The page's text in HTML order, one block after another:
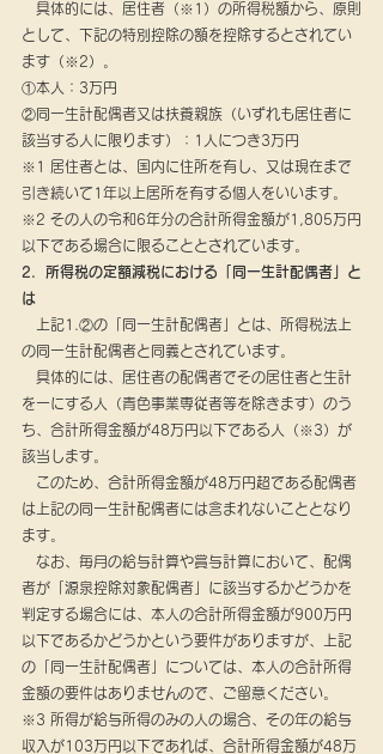
具体的には、居住者（※1）の所得税額から、原則
として、下記の特別控除の額を控除するとされてい
ます（※2）。
①本人：3万円
②同一生計配偶者又は扶養親族（いずれも居住者に
該当する人に限ります）：1人につき3万円
※1 居住者とは、国内に住所を有し、又は現在まで
引き続いて1年以上居所を有する個人をいいます。
※2 その人の令和6年分の合計所得金額が1,805万円
以下である場合に限ることとされています。
2．所得税の定額減税における「同一生計配偶者」と
は
上記1.②の「同一生計配偶者」とは、所得税法上
の同一生計配偶者と同義とされています。
具体的には、居住者の配偶者でその居住者と生計
を一にする人（青色事業専従者等を除きます）のう
ち、合計所得金額が48万円以下である人（※3）が
該当します。
このため、合計所得金額が48万円超である配偶者
は上記の同一生計配偶者には含まれないこととなり
ます。
なお、毎月の給与計算や賞与計算において、配偶
者が「源泉控除対象配偶者」に該当するかどうかを
判定する場合には、本人の合計所得金額が900万円
以下であるかどうかという要件がありますが、上記
の「同一生計配偶者」については、本人の合計所得
金額の要件はありませんので、ご留意ください。
※3 所得が給与所得のみの人の場合、その年の給与
収入が103万円以下であれば、合計所得金額が48万